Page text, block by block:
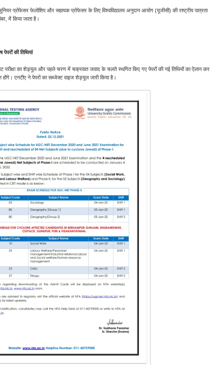
प्रोफेसर फेलोशिप और सहायक प्रोफेसर के लिए विश्वविद्यालय अनुदान आयोग (यूजीसी) की राष्ट्रीय पात्रता
में किया जाता है।
की तिथियां
का शेड्यूल और पहले चरण में चक्रवात जवाद के चलते स्थगित किए गए पेपरों की नई तिथियों का ऐलान कर
एनटीए ने पेपरों का सब्जेक्ट वाइज शेड्यूल जारी किया है।